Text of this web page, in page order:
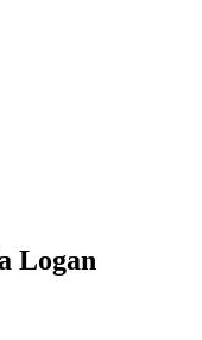
Logan